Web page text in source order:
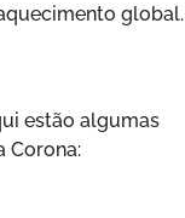
global.
estão algumas
Corona: